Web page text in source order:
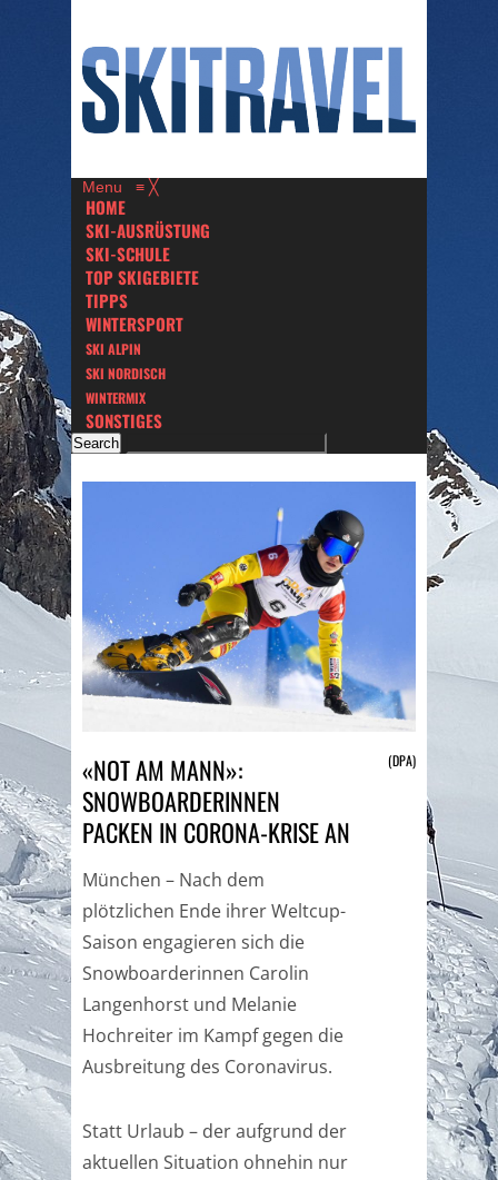
Menu ≡ ╳
HOME
SKI-AUSRÜSTUNG
SKI-SCHULE
TOP SKIGEBIETE
TIPPS
WINTERSPORT
SKI ALPIN
SKI NORDISCH
WINTERMIX
SONSTIGES
«NOT AM MANN»:
SNOWBOARDERINNEN
PACKEN IN CORONA-KRISE AN
(DPA)
München – Nach dem
plötzlichen Ende ihrer Weltcup-
Saison engagieren sich die
Snowboarderinnen Carolin
Langenhorst und Melanie
Hochreiter im Kampf gegen die
Ausbreitung des Coronavirus.
Statt Urlaub – der aufgrund der
aktuellen Situation ohnehin nur